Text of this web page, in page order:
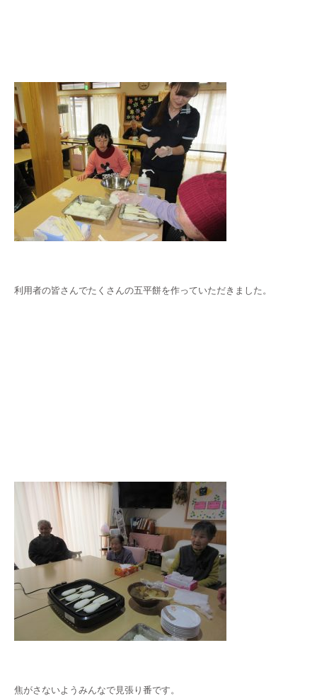
利用者の皆さんでたくさんの五平餅を作っていただきました。
焦がさないようみんなで見張り番です。